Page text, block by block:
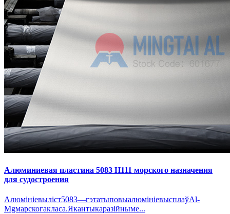
Алюминиевая пластина 5083 H111 морского назначения
для судостроения
Алюмініевыліст5083—гэтатыповыалюмініевысплаўAl-
Mgмарскогакласа.Якантыкаразійныме...